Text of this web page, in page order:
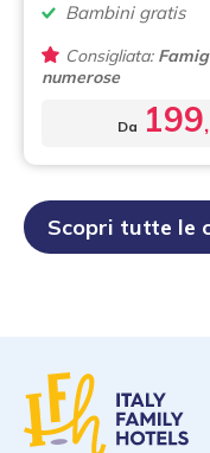
Bambini gratis
Consigliata:
numerose
Da 199
Scopri tutte le